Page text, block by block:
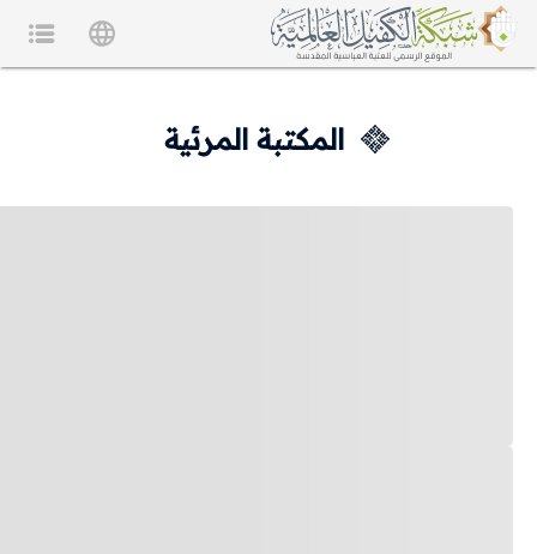
المكتبة المرئية